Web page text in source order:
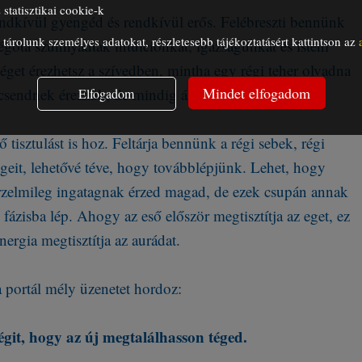
gyengéd és rendkívül erős. Felébreszti bennünk
szunnyadtak intuíciónkat, igazságunkat és isteni
érezhetsz a szívedben, mintha egy régi teher olvadna
érezzük, de mindig áldásként száll ránk.
is hoz. Feltárja bennünk a régi sebek, régi
lehetővé téve, hogy továbblépjünk. Lehet, hogy
ingatagnak érzed magad, de ezek csupán annak
lép. Ahogy az eső először megtisztítja az eget, ez
megtisztítja az aurádat.
portál mély üzenetet hordoz:
hogy az új megtalálhasson téged.
statisztikai cookie-k
személyes adatokat, részletesebb tájékoztatásért kattintson az
Elfogadom Mindet elfogadom